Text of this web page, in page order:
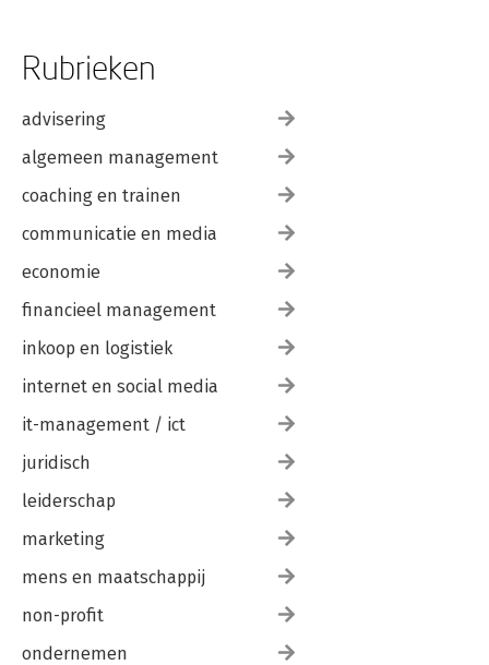
Rubrieken
advisering
algemeen management
coaching en trainen
communicatie en media
economie
financieel management
inkoop en logistiek
internet en social media
it-management / ict
juridisch
leiderschap
marketing
mens en maatschappij
non-profit
ondernemen